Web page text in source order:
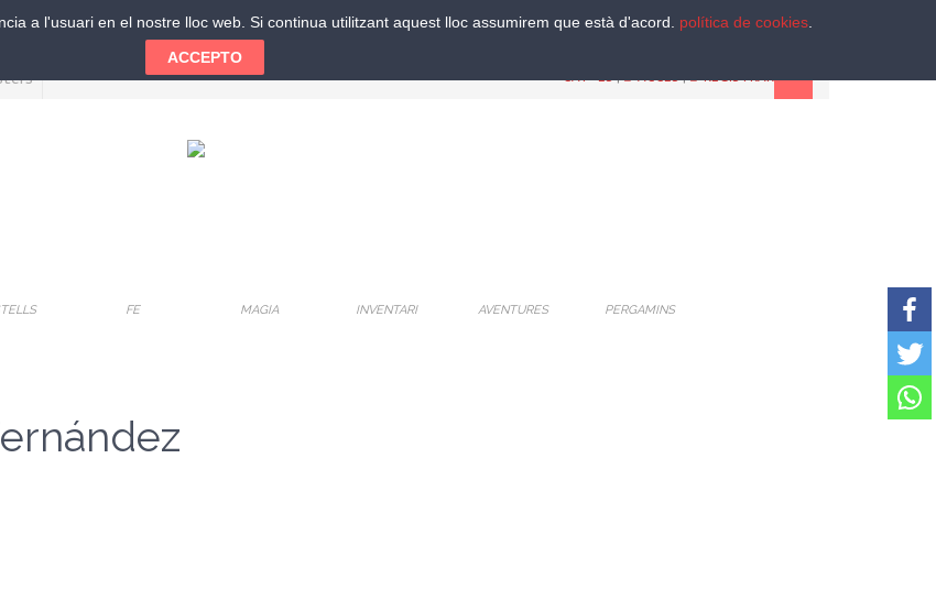
CAT-ES| ACCES| REGISTRAR
FE MAGIA INVENTARI AVENTURES PERGAMINS
a l'usuari en el nostre lloc web. Si continua utilitzant aquest lloc assumirem que està d'acord. política de cookies.
ACCEPTO